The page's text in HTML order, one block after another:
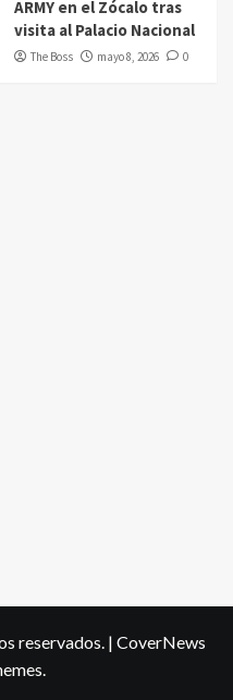
ARMY en el Zócalo tras
visita al Palacio Nacional
The Boss mayo 8, 2026 0
reservados. | CoverNews